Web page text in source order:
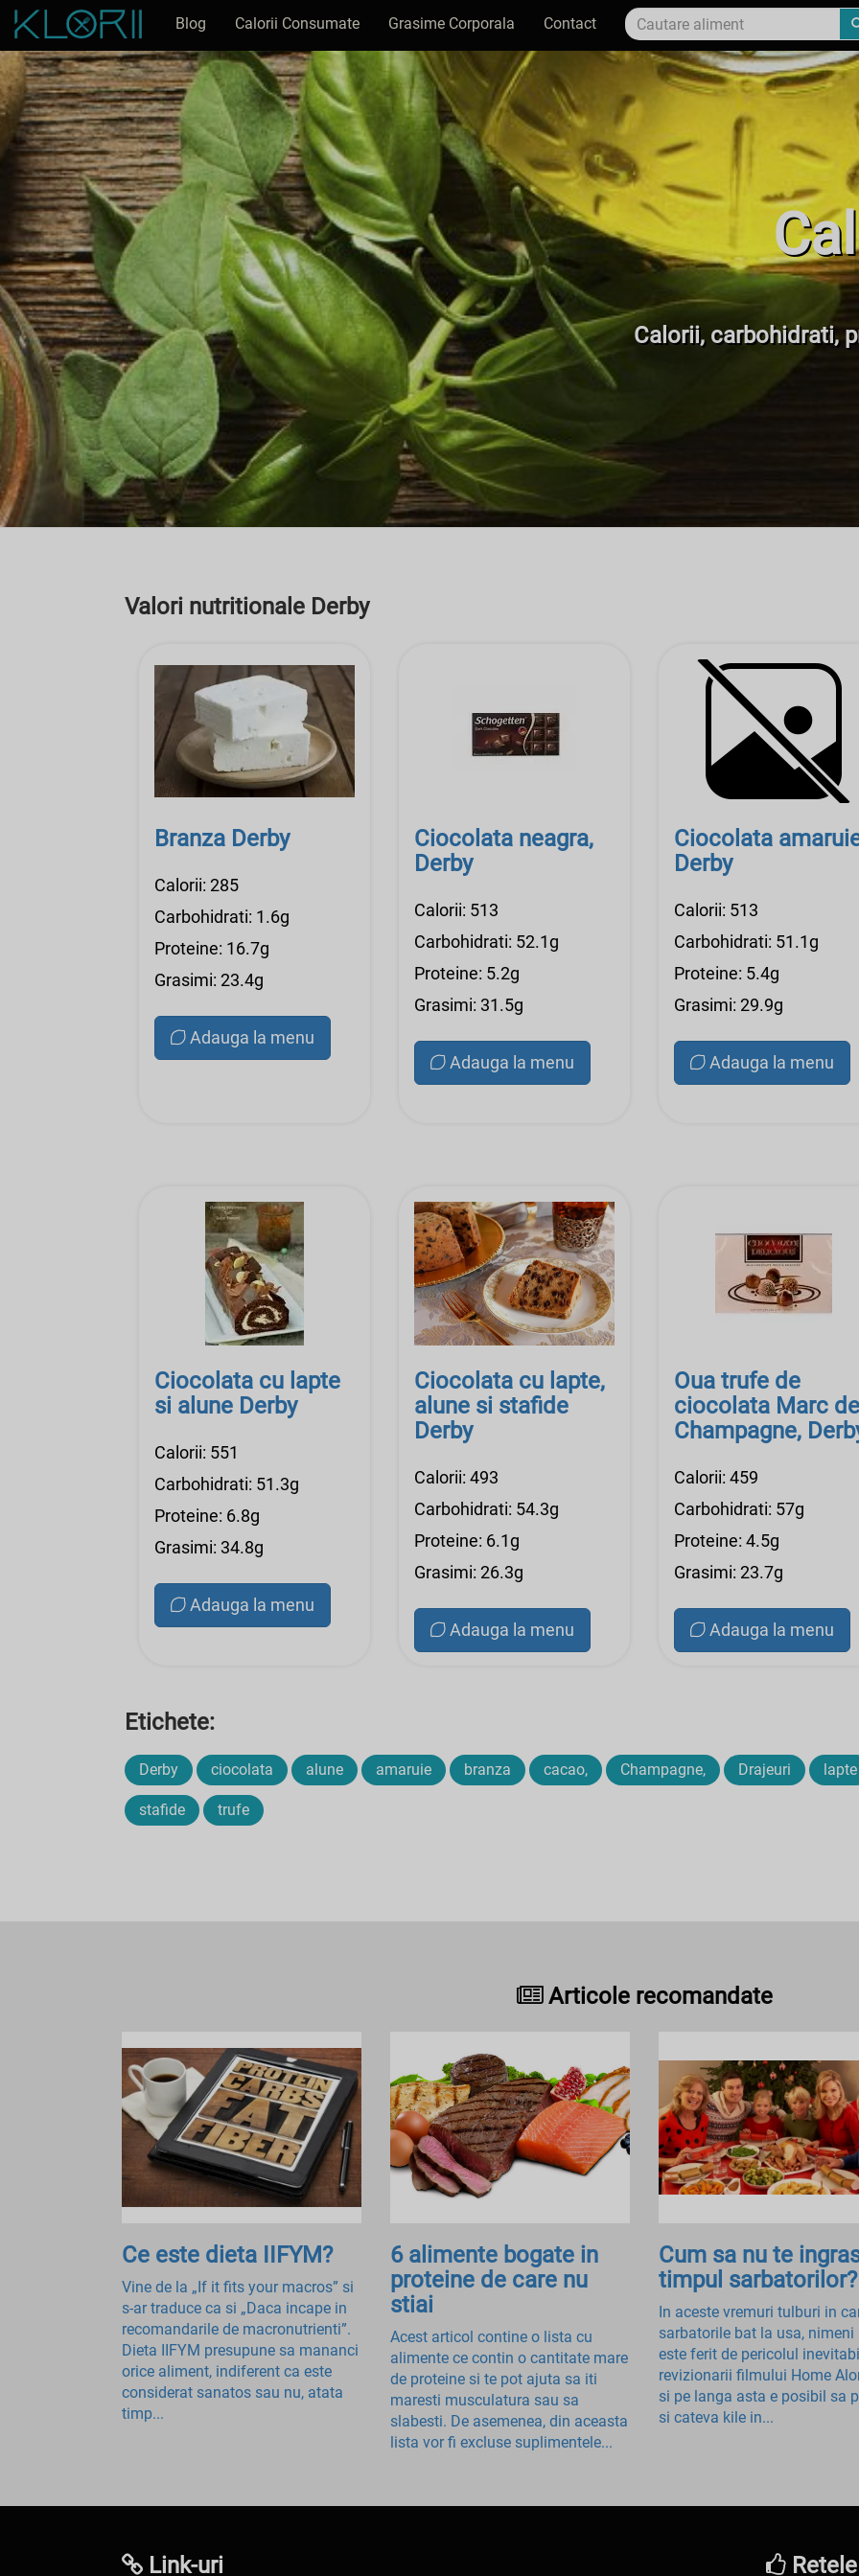
Blog Calorii Consumate Grasime Corporala Contact
Calorii, carbohidrati,
Valori nutritionale Derby
Branza Derby
Calorii: 285
Carbohidrati: 1.6g
Proteine: 16.7g
Grasimi: 23.4g
Adauga la menu
Ciocolata neagra,
Derby
Calorii: 513
Carbohidrati: 52.1g
Proteine: 5.2g
Grasimi: 31.5g
Adauga la menu
Ciocolata
Derby
Calorii: 513
Carbohidrati: 51.1g
Proteine: 5.4g
Grasimi: 29.9g
Adauga la menu
Ciocolata cu lapte
si alune Derby
Calorii: 551
Carbohidrati: 51.3g
Proteine: 6.8g
Grasimi: 34.8g
Adauga la menu
Ciocolata cu lapte,
alune si stafide
Derby
Calorii: 493
Carbohidrati: 54.3g
Proteine: 6.1g
Grasimi: 26.3g
Adauga la menu
Oua trufe de
ciocolata Marc de
Champagne,
Calorii: 459
Carbohidrati: 57g
Proteine: 4.5g
Grasimi: 23.7g
Adauga la menu
Etichete:
Derby ciocolata alune amaruie branza cacao, Champagne, Drajeuri lapte
stafide trufe
Articole recomandate
Ce este dieta IIFYM?
Vine de la „If it fits your macros” si
s-ar traduce ca si „Daca incape in
recomandarile de macronutrienti”.
Dieta IIFYM presupune sa mananci
orice aliment, indiferent ca este
considerat sanatos sau nu, atata
timp...
6 alimente bogate in
proteine de care nu
stiai
Acest articol contine o lista cu
alimente ce contin o cantitate mare
de proteine si te pot ajuta sa iti
maresti musculatura sau sa
slabesti. De asemenea, din aceasta
lista vor fi excluse suplimentele...
Cum sa nu te
timpul sarbatorilor?
In aceste vremuri tulburi in
sarbatorile bat la usa, nimeni
este ferit de pericolul
revizionarii filmului Home
si pe langa asta e posibil sa
si cateva kile in...
Link-uri